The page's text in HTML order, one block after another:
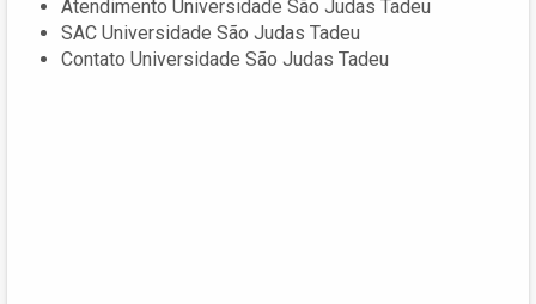
Atendimento Universidade São Judas Tadeu
SAC Universidade São Judas Tadeu
Contato Universidade São Judas Tadeu